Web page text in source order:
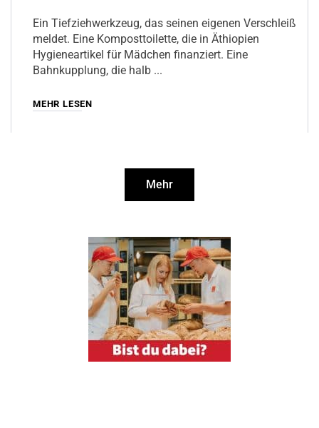
Ein Tiefziehwerkzeug, das seinen eigenen Verschleiß
meldet. Eine Komposttoilette, die in Äthiopien
Hygieneartikel für Mädchen finanziert. Eine
Bahnkupplung, die halb
MEHR LESEN
Mehr